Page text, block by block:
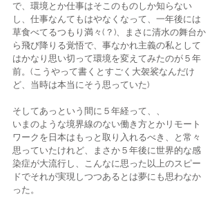
で、環境とか仕事はそこのものしか知らない
し、仕事なんてもはやなくなって、一年後には
草食べてるつもり満々(？)、まさに清水の舞台か
ら飛び降りる覚悟で、事なかれ主義の私として
はかなり思い切って環境を変えてみたのが５年
前。(こうやって書くとすごく大袈裟なんだけ
ど、当時は本当にそう思っていた)
そしてあっという間に５年経って、、
いまのような境界線のない働き方とかリモート
ワークを日本はもっと取り入れるべき、と常々
思っていたけれど、まさか５年後に世界的な感
染症が大流行し、こんなに思った以上のスピー
ドでそれが実現しつつあるとは夢にも思わなか
った。